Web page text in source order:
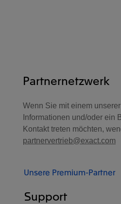
Partnernetzwerk
Wenn Sie mit einem
Informationen und/oder ein
Kontakt treten möchten,
partnervertrieb@exact.com
Unsere Premium-Partner
Support